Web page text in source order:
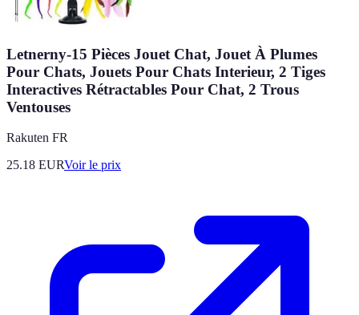
Letnerny-15 Pièces Jouet Chat, Jouet À Plumes
Pour Chats, Jouets Pour Chats Interieur, 2 Tiges
Interactives Rétractables Pour Chat, 2 Trous
Ventouses
Rakuten FR
25.18 EURVoir le prix